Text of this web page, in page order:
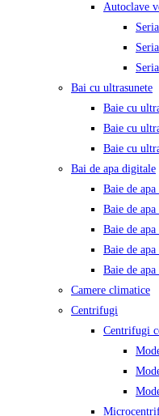
Autoclave
Bai cu ultrasunete
Baie cu
Baie cu
Baie cu
Bai de apa digitale
Baie de
Baie de
Baie de
Baie de
Baie de
Camere climatice
Centrifugi
Centrifugi